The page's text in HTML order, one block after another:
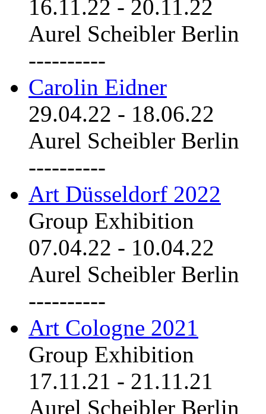
16.11.22 - 20.11.22
Aurel Scheibler Berlin
----------
Carolin Eidner
29.04.22 - 18.06.22
Aurel Scheibler Berlin
----------
Art Düsseldorf 2022
Group Exhibition
07.04.22 - 10.04.22
Aurel Scheibler Berlin
----------
Art Cologne 2021
Group Exhibition
17.11.21 - 21.11.21
Aurel Scheibler Berlin